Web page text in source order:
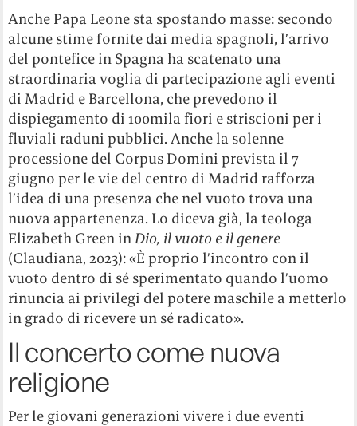
Anche Papa Leone sta spostando masse: secondo
alcune stime fornite dai media spagnoli, l’arrivo
del pontefice in Spagna ha scatenato una
straordinaria voglia di partecipazione agli eventi
di Madrid e Barcellona, che prevedono il
dispiegamento di 100mila fiori e striscioni per i
fluviali raduni pubblici. Anche la solenne
processione del Corpus Domini prevista il 7
giugno per le vie del centro di Madrid rafforza
l’idea di una presenza che nel vuoto trova una
nuova appartenenza. Lo diceva già, la teologa
Elizabeth Green inDio, il vuoto e il genere
(Claudiana, 2023): «È proprio l’incontro con il
vuoto dentro di sé sperimentato quando l’uomo
rinuncia ai privilegi del potere maschile a metterlo
in grado di ricevere un sé radicato».
Il concerto come nuova
religione
Per le giovani generazioni vivere i due eventi